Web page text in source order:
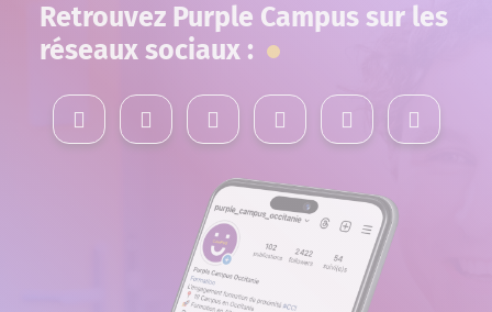
Retrouvez Purple Campus sur les
réseaux sociaux :